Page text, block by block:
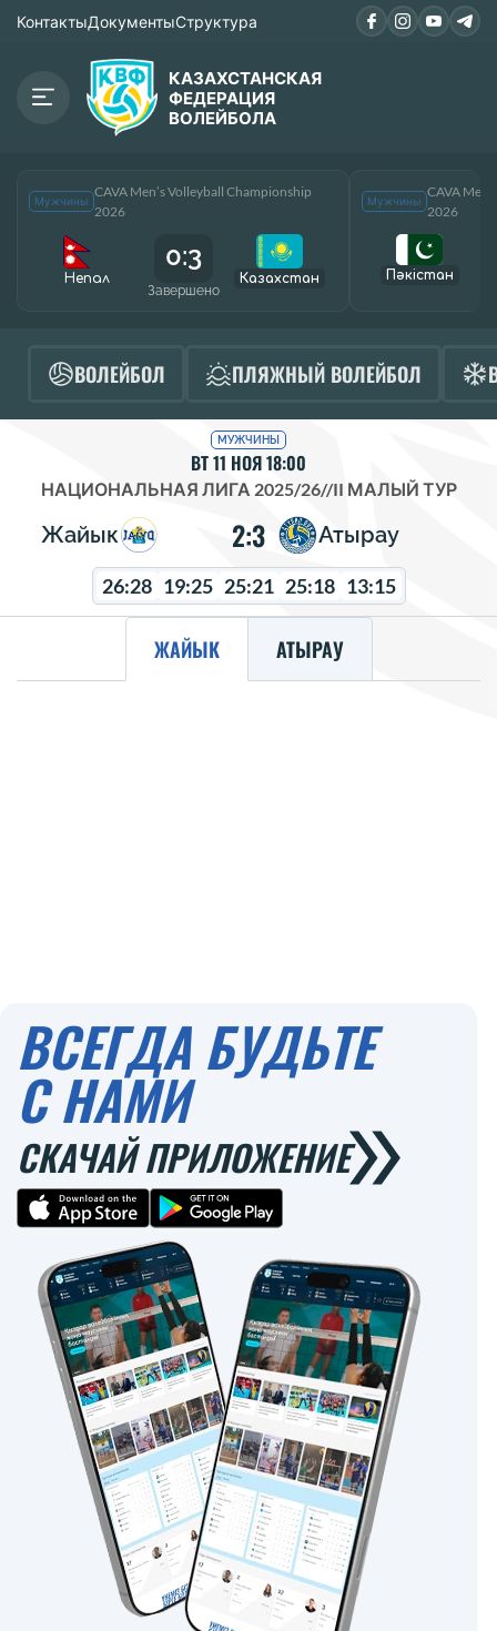
КонтактыДокументыСтруктура
КАЗАХСТАНСКАЯ
ФЕДЕРАЦИЯ
ВОЛЕЙБОЛА
Мужчины
CAVA Men’s Volleyball Championship
2026
Непал
0:3
Завершено
Казахстан
Мужчины
CAVA
2026
Пәкістан
ВОЛЕЙБОЛ ПЛЯЖНЫЙ ВОЛЕЙБОЛ
МУЖЧИНЫ
ВТ 11 НОЯ 18:00
НАЦИОНАЛЬНАЯ ЛИГА 2025/26//II МАЛЫЙ ТУР
Жайык 2:3 Атырау
26:28 19:25 25:21 25:18 13:15
ЖАЙЫК АТЫРАУ
ВСЕГДА БУДЬТЕ
С НАМИ
СКАЧАЙ ПРИЛОЖЕНИЕ